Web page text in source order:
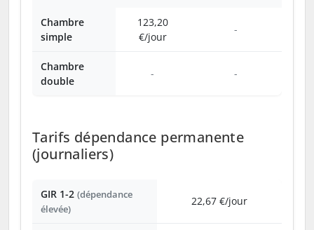
Chambre
simple
123,20
€/jour
-
Chambre
double
- -
Tarifs dépendance permanente
(journaliers)
GIR 1-2 (dépendance
élevée)
22,67 €/jour